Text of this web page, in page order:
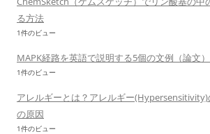
る方法
1件のビュー
MAPK経路を英語で説明する5個の文例（論文）
1件のビュー
アレルギーとは？アレルギー
の原因
1件のビュー